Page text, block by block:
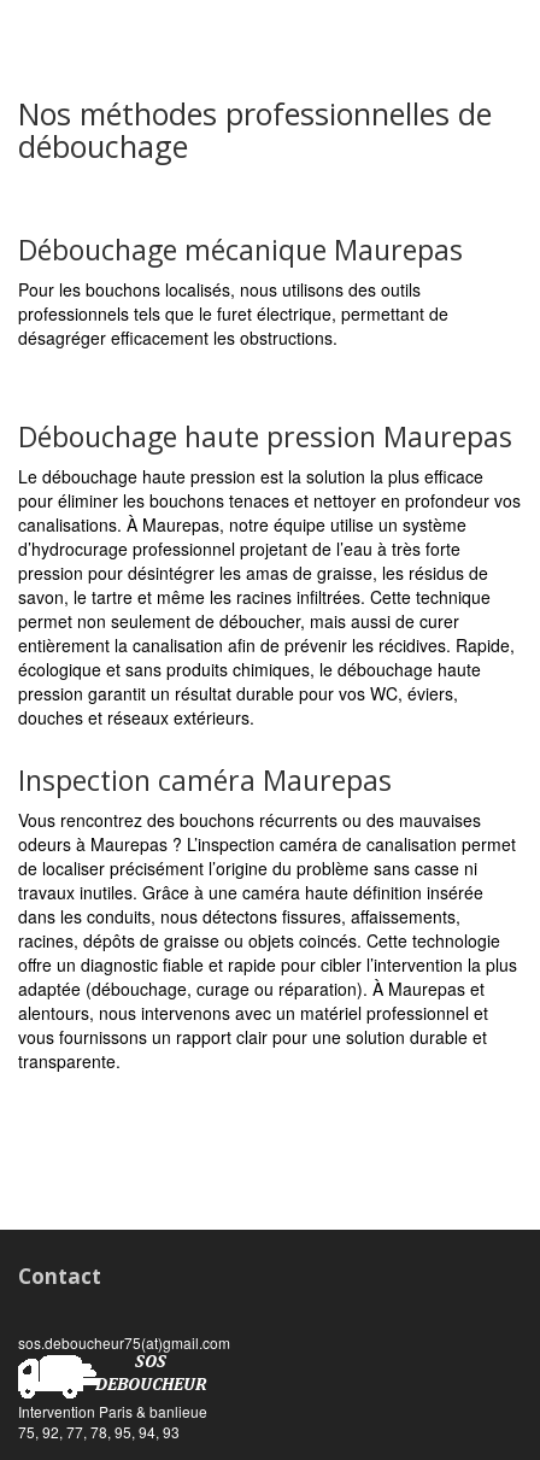
Nos méthodes professionnelles de
débouchage
Débouchage mécanique Maurepas
Pour les bouchons localisés, nous utilisons des outils
professionnels tels que le furet électrique, permettant de
désagréger efficacement les obstructions.
Débouchage haute pression Maurepas
Le débouchage haute pression est la solution la plus efficace
pour éliminer les bouchons tenaces et nettoyer en profondeur vos
canalisations. À Maurepas, notre équipe utilise un système
d’hydrocurage professionnel projetant de l’eau à très forte
pression pour désintégrer les amas de graisse, les résidus de
savon, le tartre et même les racines infiltrées. Cette technique
permet non seulement de déboucher, mais aussi de curer
entièrement la canalisation afin de prévenir les récidives. Rapide,
écologique et sans produits chimiques, le débouchage haute
pression garantit un résultat durable pour vos WC, éviers,
douches et réseaux extérieurs.
Inspection caméra Maurepas
Vous rencontrez des bouchons récurrents ou des mauvaises
odeurs à Maurepas ? L’inspection caméra de canalisation permet
de localiser précisément l’origine du problème sans casse ni
travaux inutiles. Grâce à une caméra haute définition insérée
dans les conduits, nous détectons fissures, affaissements,
racines, dépôts de graisse ou objets coincés. Cette technologie
offre un diagnostic fiable et rapide pour cibler l’intervention la plus
adaptée (débouchage, curage ou réparation). À Maurepas et
alentours, nous intervenons avec un matériel professionnel et
vous fournissons un rapport clair pour une solution durable et
transparente.
Contact
sos.deboucheur75(at)gmail.com
Intervention Paris & banlieue
75, 92, 77, 78, 95, 94, 93